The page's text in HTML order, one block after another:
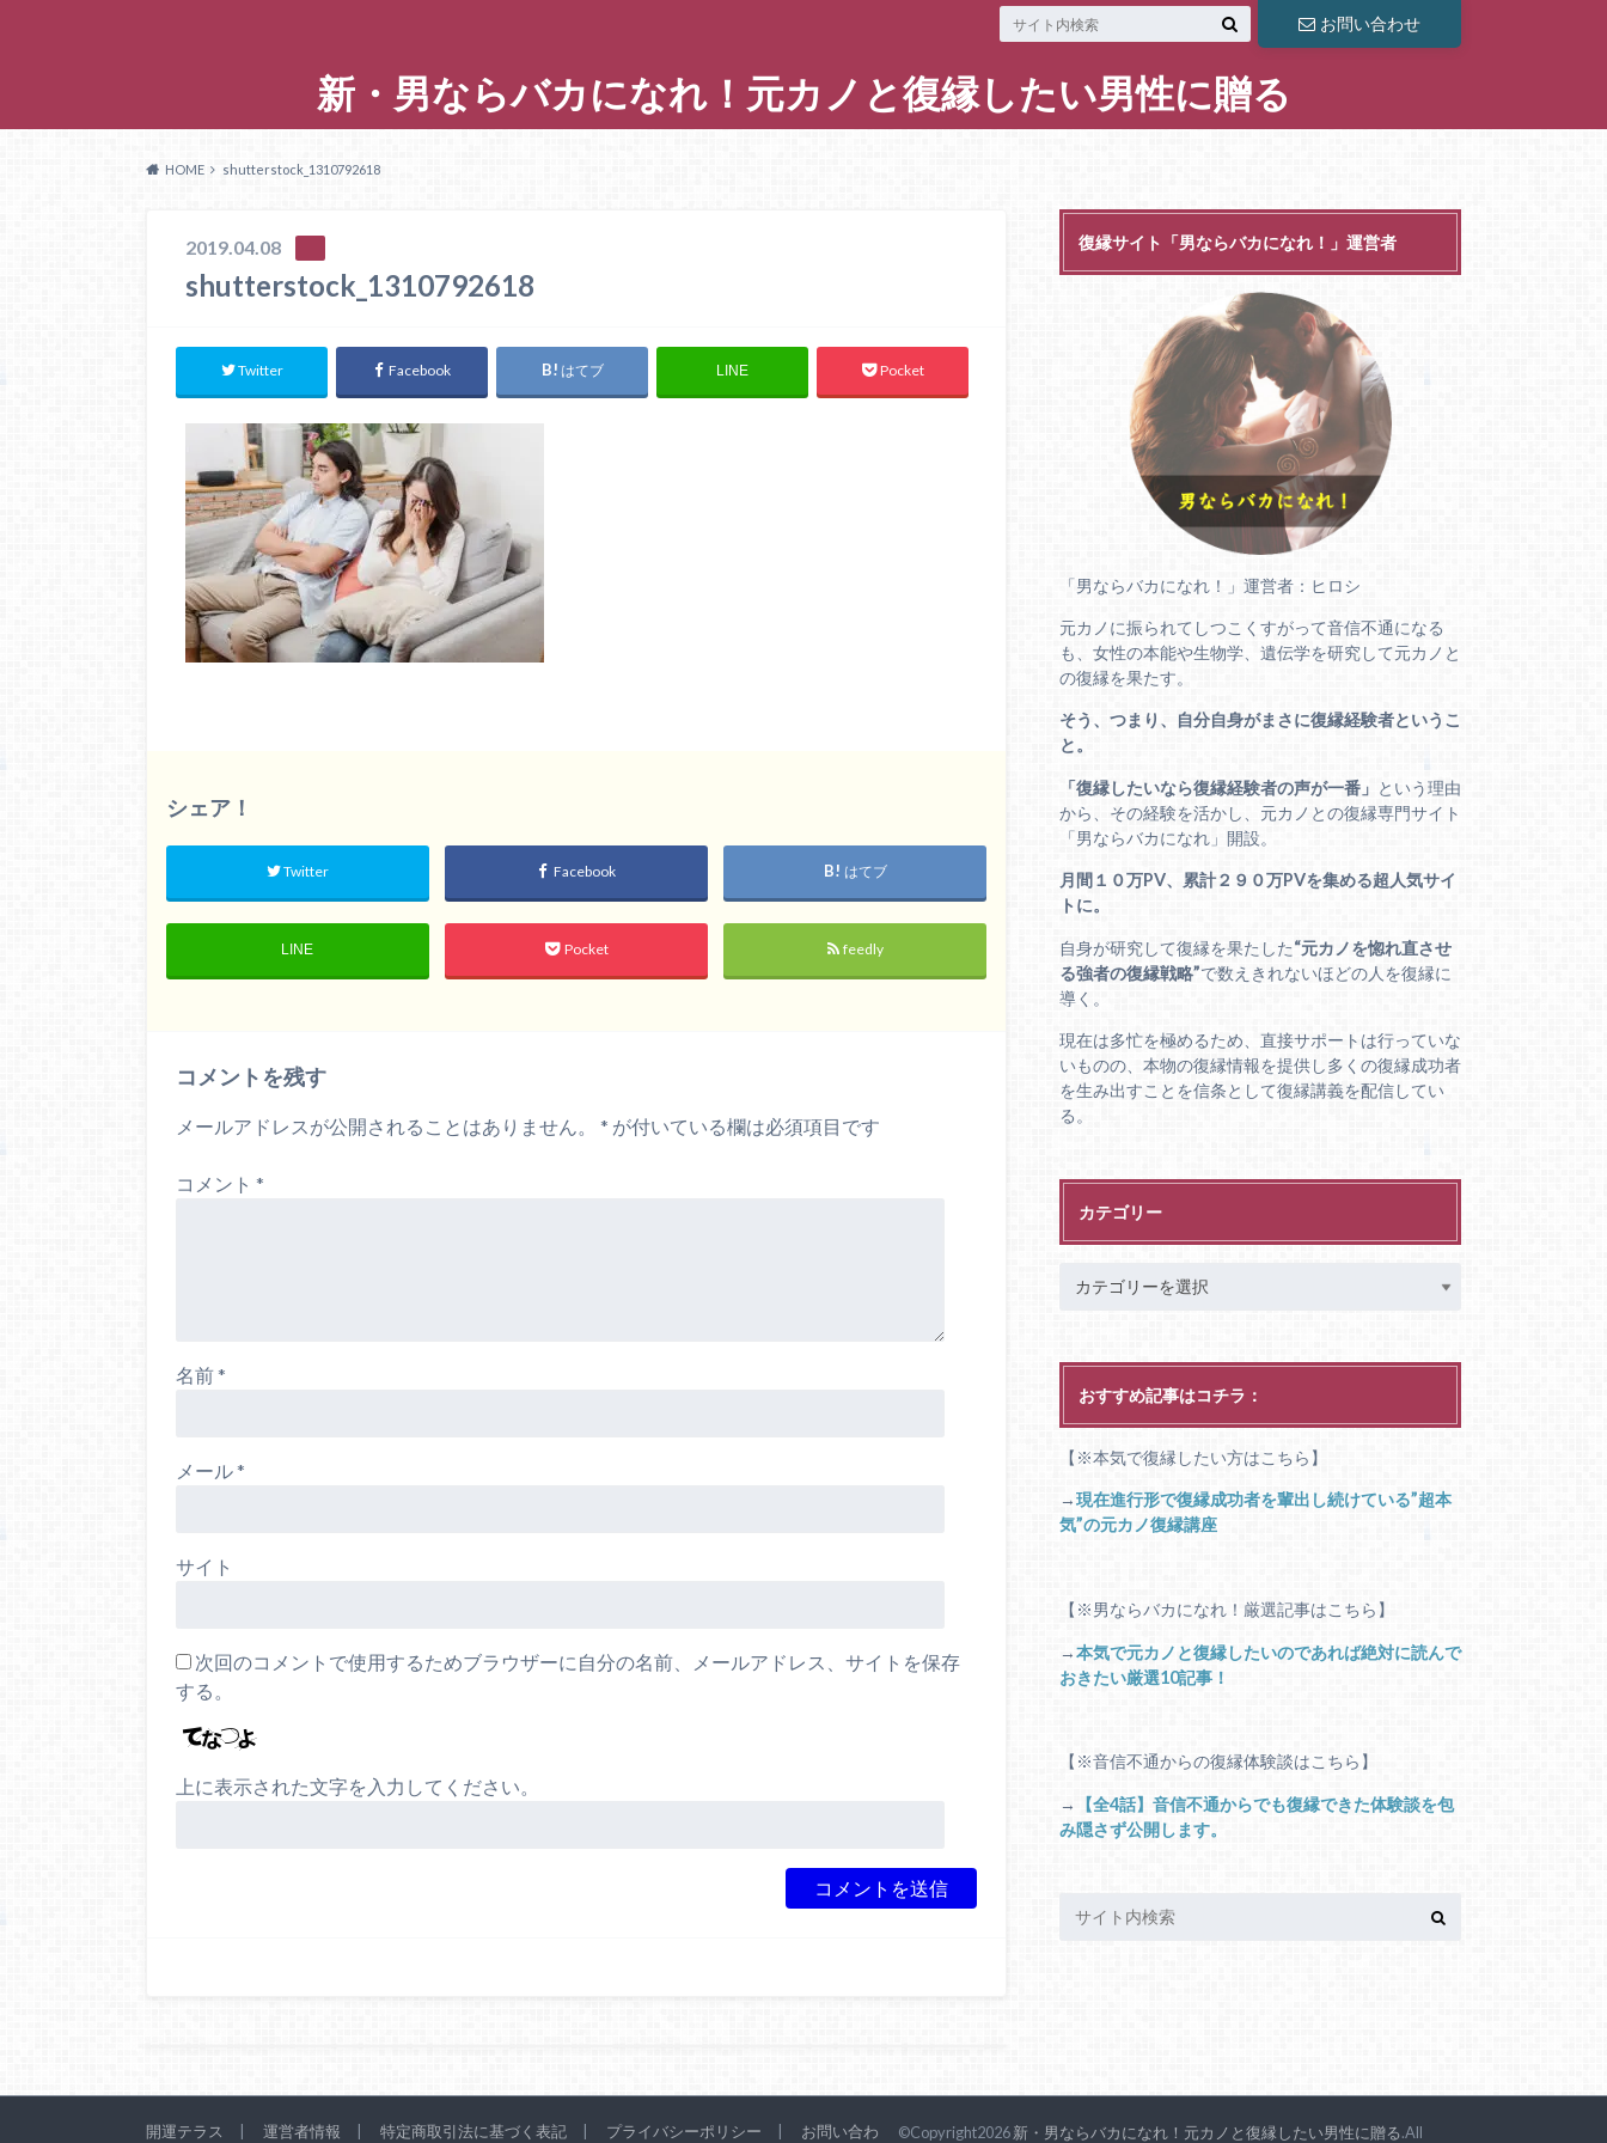
新・男ならバカになれ！元カノと復縁したい男性に贈る
お問い合わせ
HOME shutterstock_1310792618
2019.04.08
shutterstock_1310792618
Twitter Facebook はてブ LINE Pocket
シェア！
Twitter Facebook はてブ
LINE Pocket feedly
コメントを残す
メールアドレスが公開されることはありません。 * が付いている欄は必須項目です
コメント *
名前*
メール*
サイト
次回のコメントで使用するためブラウザーに自分の名前、メールアドレス、サイトを保存
する。
上に表示された文字を入力してください。
復縁サイト「男ならバカになれ！」運営者
「男ならバカになれ！」運営者：ヒロシ
元カノに振られてしつこくすがって音信不通になる
も、女性の本能や生物学、遺伝学を研究して元カノと
の復縁を果たす。
そう、つまり、自分自身がまさに復縁経験者というこ
と。
「復縁したいなら復縁経験者の声が一番」 という理由
から、その経験を活かし、元カノとの復縁専門サイト
「男ならバカになれ」開設。
月間１０万PV、累計２９０万PVを集める超人気サイ
トに。
自身が研究して復縁を果たした“元カノを惚れ直させ
る強者の復縁戦略”で数えきれないほどの人を復縁に
導く。
現在は多忙を極めるため、直接サポートは行っていな
いものの、本物の復縁情報を提供し多くの復縁成功者
を生み出すことを信条として復縁講義を配信してい
る。
カテゴリー
おすすめ記事はコチラ：
【※本気で復縁したい方はこちら】
→現在進行形で復縁成功者を輩出し続けている”超本
気”の元カノ復縁講座
【※男ならバカになれ！厳選記事はこちら】
→本気で元カノと復縁したいのであれば絶対に読んで
おきたい厳選10記事！
【※音信不通からの復縁体験談はこちら】
→
【全4話】音信不通からでも復縁できた体験談を包
み隠さず公開します。
開運テラス 運営者情報 特定商取引法に基づく表記 プライバシーポリシー お問い合わ ©Copyright2026新・男ならバカになれ！元カノと復縁したい男性に贈る.All